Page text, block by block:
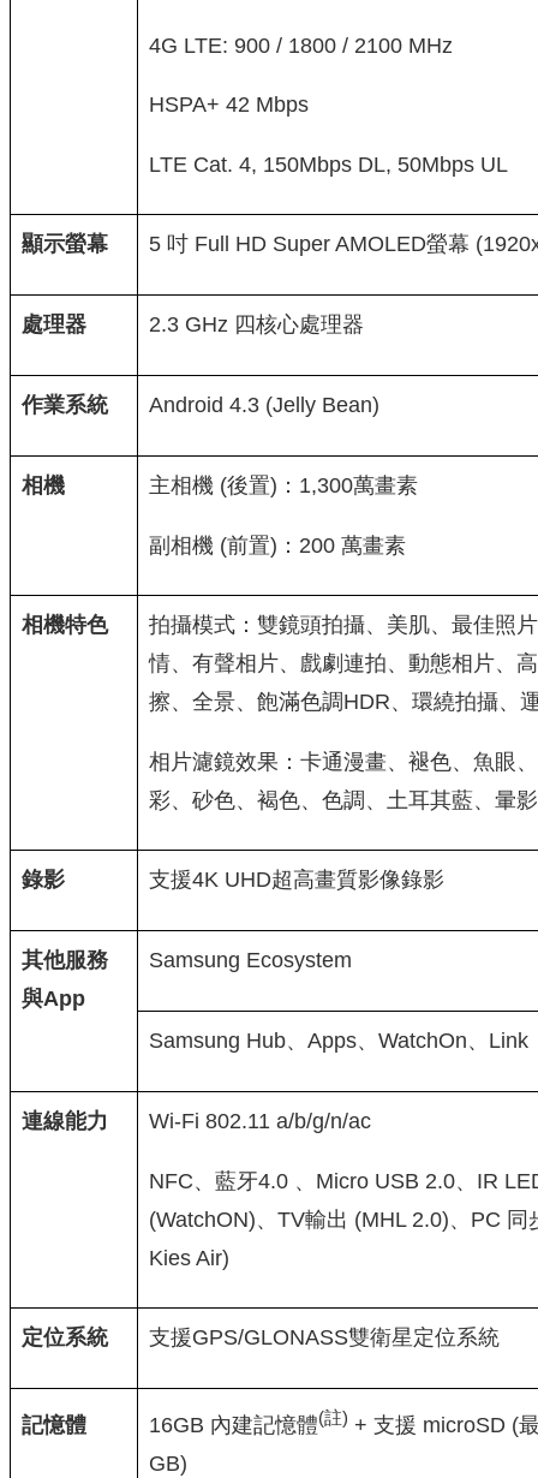
4G LTE: 900 / 1800 / 2100 MHz
HSPA+ 42 Mbps
LTE Cat. 4, 150Mbps DL, 50Mbps UL
顯示螢幕 5 吋 Full HD Super AMOLED螢幕
處理器 2.3 GHz 四核心處理器
作業系統 Android 4.3 (Jelly Bean)
相機 主相機 (後置)：1,300萬畫素
副相機 (前置)：200 萬畫素
相機特色
拍攝模式：雙鏡頭拍攝、美肌、最佳照
情、有聲相片、戲劇連拍、動態相片、
擦、全景、飽滿色調HDR、環繞拍攝、
相片濾鏡效果：卡通漫畫、褪色、魚眼
彩、砂色、褐色、色調、土耳其藍、暈
錄影 支援4K UHD超高畫質影像錄影
其他服務
與App
Samsung Ecosystem
Samsung Hub、Apps、WatchOn、Link
連線能力 Wi-Fi 802.11 a/b/g/n/ac
NFC、藍牙4.0 、Micro USB 2.0、IR
(WatchON)、TV輸出 (MHL 2.0)、PC 同
Kies Air)
定位系統 支援GPS/GLONASS雙衛星定位系統
記憶體 16GB 內建記憶體(註) + 支援 microSD (
GB)